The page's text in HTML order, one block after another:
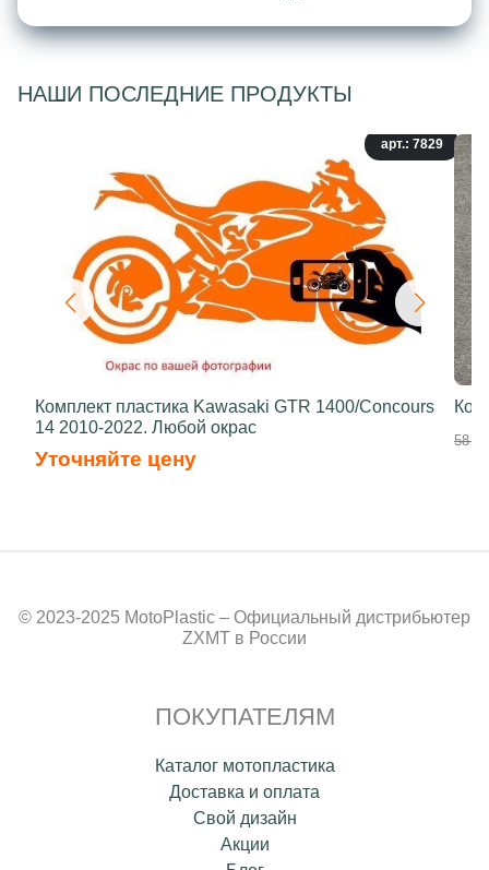
НАШИ ПОСЛЕДНИЕ ПРОДУКТЫ
арт.: 7829
Комплект пластика Kawasaki GTR 1400/Concours
14 2010-2022. Любой окрас
Уточняйте цену
58
© 2023-2025 MotoPlastic – Официальный дистрибьютер
ZXMT в России
ПОКУПАТЕЛЯМ
Каталог мотопластика
Доставка и оплата
Свой дизайн
Акции